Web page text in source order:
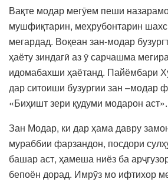
Вақте модар мегӯем пеши
мушфиқтарин, меҳрубонтарин
мегардад. Воқеан зан-модар
ҳаёту зиндагӣ аз ӯ сарчашма
идомабахши ҳаётанд. Пайёмбари
дар ситоиши бузургии зан –модар
«Биҳишт зери қудуми модарон аст».
Зан Модар, ки дар ҳама давру
мураббии фарзандон, посдори
башар аст, ҳамеша ниёз ба
бепоён дорад. Имрӯз мо ифтихор